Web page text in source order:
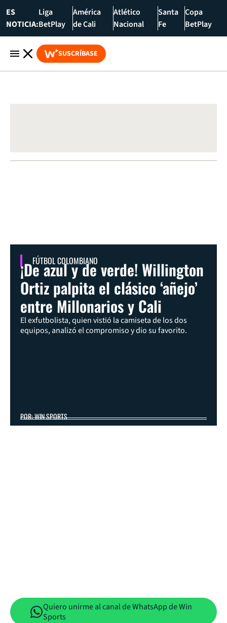
ES
NOTICIA:
Liga
BetPlay
América
de Cali
Atlético
Nacional
Santa
Fe
Copa
BetPlay
SUSCRÍBASE
FÚTBOL COLOMBIANO
¡De azul y de verde! Willington
Ortiz palpita el clásico ‘añejo’
entre Millonarios y Cali
El exfutbolista, quien vistió la camiseta de los dos
equipos, analizó el compromiso y dio su favorito.
POR: WIN SPORTS
Quiero unirme al canal de WhatsApp de Win
Sports